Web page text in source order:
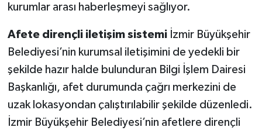
kurumlar arası haberleşmeyi sağlıyor.
Afete dirençli iletişim sistemiİzmir Büyükşehir
Belediyesi’nin kurumsal iletişimini de yedekli bir
şekilde hazır halde bulunduran Bilgi İşlem Dairesi
Başkanlığı, afet durumunda çağrı merkezini de
uzak lokasyondan çalıştırılabilir şekilde düzenledi.
İzmir Büyükşehir Belediyesi’nin afetlere dirençli